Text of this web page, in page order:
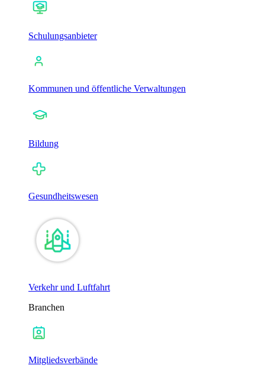
Schulungsanbieter
Kommunen und öffentliche Verwaltungen
Bildung
Gesundheitswesen
Verkehr und Luftfahrt
Branchen
Mitgliedsverbände